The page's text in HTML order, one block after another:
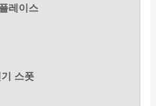
레이스
스폿